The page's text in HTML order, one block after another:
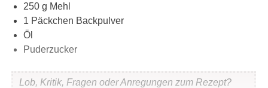
250 g Mehl
1 Päckchen Backpulver
Öl
Puderzucker
Lob, Kritik, Fragen oder Anregungen zum Rezept?